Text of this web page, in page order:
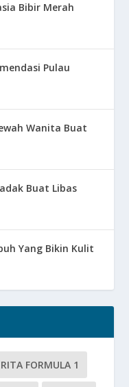
Bibir Merah
Pulau
Wanita Buat
Buat Libas
Yang Bikin Kulit
FORMULA 1